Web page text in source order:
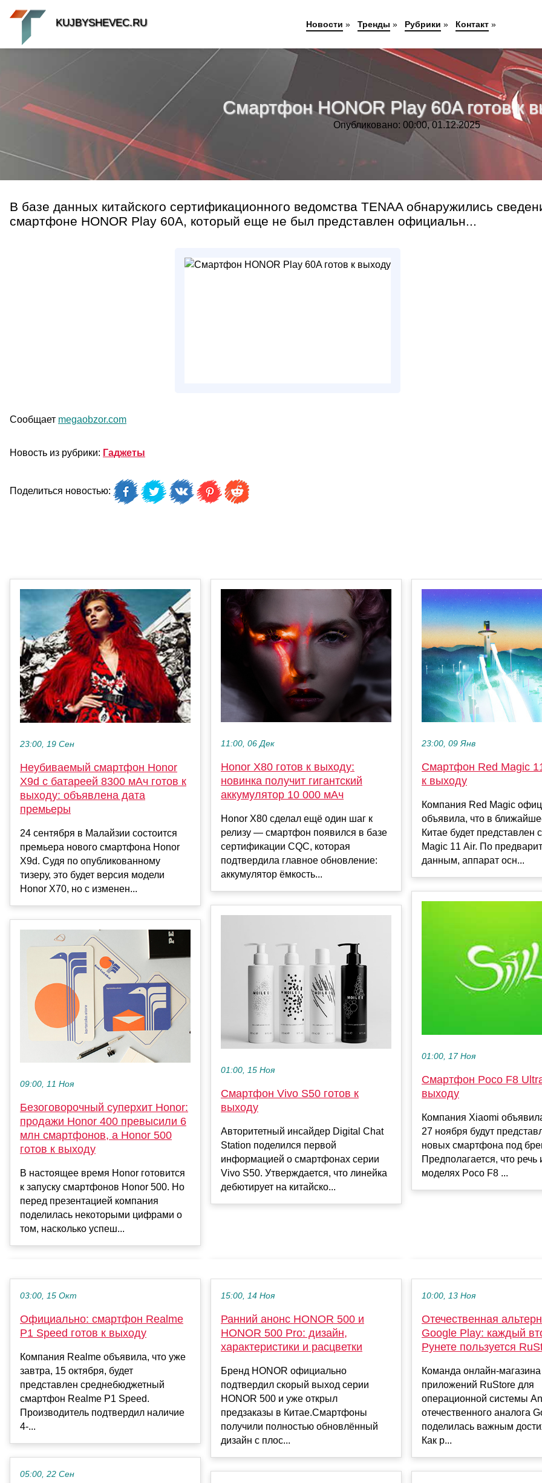
Смартфон HONOR Play 60A готов к
Опубликовано: 00:00, 01.12.2025
В базе данных китайского сертификационного ведомства TENAA обнаружились
смартфоне HONOR Play 60A, который еще не был представлен официальн...
Сообщает megaobzor.com
Новость из рубрики: Гаджеты
Поделиться новостью:
23:00, 19 Сен
Неубиваемый смартфон Honor
X9d с батареей 8300 мАч готов к
выходу: объявлена дата
премьеры
24 сентября в Малайзии состоится
премьера нового смартфона Honor
X9d. Судя по опубликованному
тизеру, это будет версия модели
Honor X70, но с изменен...
09:00, 11 Ноя
Безоговорочный суперхит Honor:
продажи Honor 400 превысили 6
млн смартфонов, а Honor 500
готов к выходу
В настоящее время Honor готовится
к запуску смартфонов Honor 500. Но
перед презентацией компания
поделилась некоторыми цифрами о
том, насколько успеш...
11:00, 06 Дек
Honor X80 готов к выходу:
новинка получит гигантский
аккумулятор 10 000 мАч
Honor X80 сделал ещё один шаг к
релизу — смартфон появился в базе
сертификации CQC, которая
подтвердила главное обновление:
аккумулятор ёмкость...
01:00, 15 Ноя
Смартфон Vivo S50 готов к
выходу
Авторитетный инсайдер Digital Chat
Station поделился первой
информацией о смартфонах серии
Vivo S50. Утверждается, что линейка
дебютирует на китайско...
23:00, 09 Янв
Смартфон Red Magic
к выходу
Компания Red Magic
объявила, что в
Китае будет представлен
Magic 11 Air. По
данным, аппарат осн...
01:00, 17 Ноя
Смартфон Poco F8
выходу
Компания Xiaomi
27 ноября будут
новых смартфона под
Предполагается, что речь
моделях Poco F8 ...
03:00, 15 Окт
Официально: смартфон Realme
P1 Speed готов к выходу
Компания Realme объявила, что уже
завтра, 15 октября, будет
представлен среднебюджетный
смартфон Realme P1 Speed.
Производитель подтвердил наличие
4-...
05:00, 22 Сен
15:00, 14 Ноя
Ранний анонс HONOR 500 и
HONOR 500 Pro: дизайн,
характеристики и расцветки
Бренд HONOR официально
подтвердил скорый выход серии
HONOR 500 и уже открыл
предзаказы в Китае.Смартфоны
получили полностью обновлённый
дизайн с плос...
10:00, 13 Ноя
Отечественная
Google Play: каждый
Рунете пользуется
Команда онлайн-магазина
приложений RuStore для
операционной системы
отечественного аналога
поделилась важным
Как р...
KUJBYSHEVEC.RU Новости » Тренды » Рубрики » Контакт»